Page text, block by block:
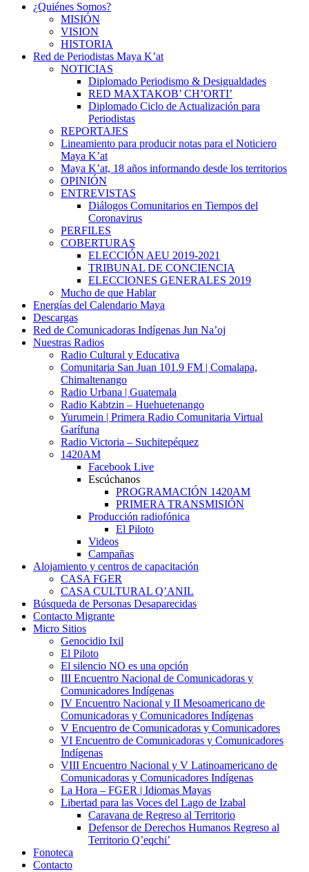
¿Quiénes Somos?
MISIÓN
VISION
HISTORIA
Red de Periodistas Maya K’at
NOTICIAS
Diplomado Periodismo & Desigualdades
RED MAXTAKOB’ CH’ORTI’
Diplomado Ciclo de Actualización para
Periodistas
REPORTAJES
Lineamiento para producir notas para el Noticiero
Maya K’at
Maya K’at, 18 años informando desde los territorios
OPINIÓN
ENTREVISTAS
Diálogos Comunitarios en Tiempos del
Coronavirus
PERFILES
COBERTURAS
ELECCIÓN AEU 2019-2021
TRIBUNAL DE CONCIENCIA
ELECCIONES GENERALES 2019
Mucho de que Hablar
Energías del Calendario Maya
Descargas
Red de Comunicadoras Indígenas Jun Na’oj
Nuestras Radios
Radio Cultural y Educativa
Comunitaria San Juan 101.9 FM | Comalapa,
Chimaltenango
Radio Urbana | Guatemala
Radio Kabtzin – Huehuetenango
Yurumein | Primera Radio Comunitaria Virtual
Garífuna
Radio Victoria – Suchitepéquez
1420AM
Facebook Live
Escúchanos
PROGRAMACIÓN 1420AM
PRIMERA TRANSMISIÓN
Producción radiofónica
El Piloto
Videos
Campañas
Alojamiento y centros de capacitación
CASA FGER
CASA CULTURAL Q’ANIL
Búsqueda de Personas Desaparecidas
Contacto Migrante
Micro Sitios
Genocidio Ixil
El Piloto
El silencio NO es una opción
III Encuentro Nacional de Comunicadoras y
Comunicadores Indígenas
IV Encuentro Nacional y II Mesoamericano de
Comunicadoras y Comunicadores Indígenas
V Encuentro de Comunicadoras y Comunicadores
VI Encuentro de Comunicadoras y Comunicadores
Indígenas
VIII Encuentro Nacional y V Latinoamericano de
Comunicadoras y Comunicadores Indígenas
La Hora – FGER | Idiomas Mayas
Libertad para las Voces del Lago de Izabal
Caravana de Regreso al Territorio
Defensor de Derechos Humanos Regreso al
Territorio Q’eqchi’
Fonoteca
Contacto